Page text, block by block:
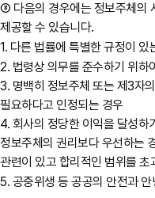
③ 다음의 경우에는 정보주체의
제공할 수 있습니다.
1. 다른 법률에 특별한 규정이 있
2. 법령상 의무를 준수하기 위하
3. 명백히 정보주체 또는 제3자
필요하다고 인정되는 경우
4. 회사의 정당한 이익을 달성하
정보주체의 권리보다 우선하는
관련이 있고 합리적인 범위를
5. 공중위생 등 공공의 안전과